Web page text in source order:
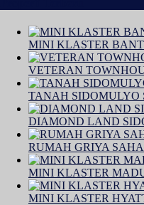
MINI KLASTER
VETERAN
TANAH SIDOMULYO
DIAMOND LAND
RUMAH GRIYA
MINI KLASTER
MINI KLASTER